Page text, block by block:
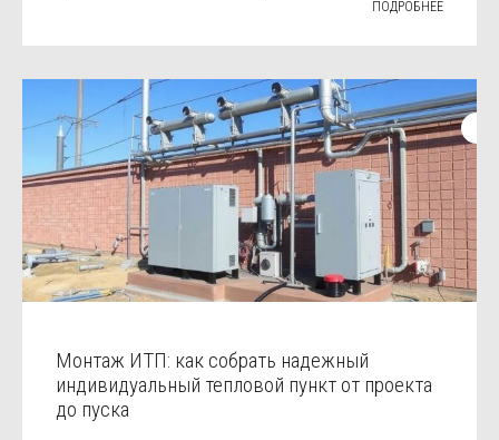
ПОДРОБНЕЕ
Монтаж ИТП: как собрать надежный
индивидуальный тепловой пункт от проекта
до пуска